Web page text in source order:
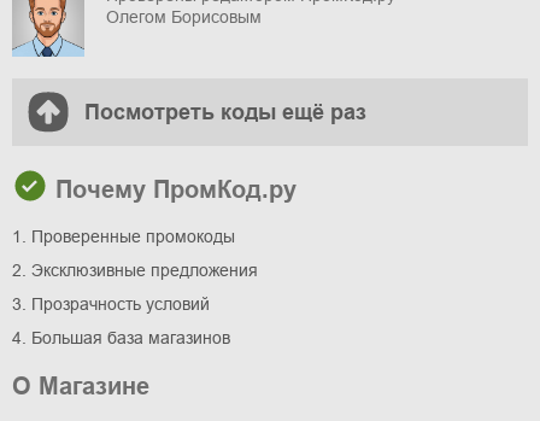
Олегом Борисовым
Посмотреть коды ещё раз
Почему ПромКод.ру
1. Проверенные промокоды
2. Эксклюзивные предложения
3. Прозрачность условий
4. Большая база магазинов
О Магазине